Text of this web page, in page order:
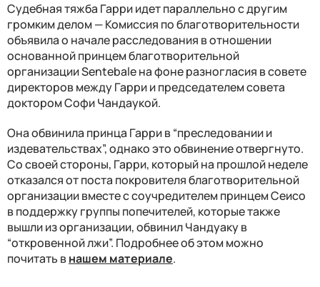
Судебная тяжба Гарри идет параллельно с другим
громким делом — Комиссия по благотворительности
объявила о начале расследования в отношении
основанной принцем благотворительной
организации Sentebale на фоне разногласия в совете
директоров между Гарри и председателем совета
доктором Софи Чандаукой.
Она обвинила принца Гарри в “преследовании и
издевательствах”, однако это обвинение отвергнуто.
Со своей стороны, Гарри, который на прошлой неделе
отказался от поста покровителя благотворительной
организации вместе с соучредителем принцем Сеисо
в поддержку группы попечителей, которые также
вышли из организации, обвинил Чандуаку в
“откровенной лжи”. Подробнее об этом можно
почитать внашем материале.